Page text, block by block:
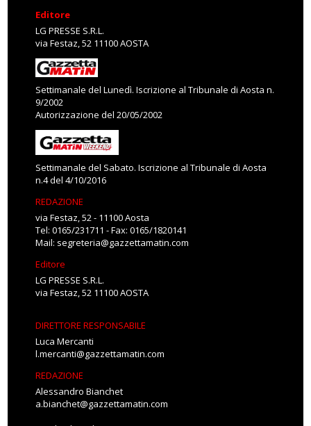
Editore
LG PRESSE S.R.L.
via Festaz, 52 11100 AOSTA
Settimanale del Lunedì. Iscrizione al Tribunale di Aosta n.
9/2002
Autorizzazione del 20/05/2002
Settimanale del Sabato. Iscrizione al Tribunale di Aosta
n.4 del 4/10/2016
REDAZIONE
via Festaz, 52 - 11100 Aosta
Tel: 0165/231711 - Fax: 0165/1820141
Mail: segreteria@gazzettamatin.com
Editore
LG PRESSE S.R.L.
via Festaz, 52 11100 AOSTA
DIRETTORE RESPONSABILE
Luca Mercanti
l.mercanti@gazzettamatin.com
REDAZIONE
Alessandro Bianchet
a.bianchet@gazzettamatin.com